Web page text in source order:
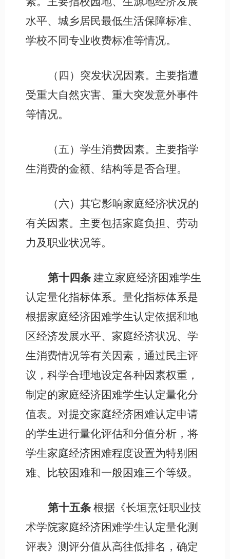
水平、城乡居民最低生活保障标准、
学校不同专业收费标准等情况。
（四）突发状况因素。主要指遭
受重大自然灾害、重大突发意外事件
等情况。
（五）学生消费因素。主要指学
生消费的金额、结构等是否合理。
（六）其它影响家庭经济状况的
有关因素。主要包括家庭负担、劳动
力及职业状况等。
第十四条 建立家庭经济困难学生
认定量化指标体系。量化指标体系是
根据家庭经济困难学生认定依据和地
区经济发展水平、家庭经济状况、学
生消费情况等有关因素，通过民主评
议，科学合理地设定各种因素权重，
制定的家庭经济困难学生认定量化分
值表。对提交家庭经济困难认定申请
的学生进行量化评估和分值分析，将
学生家庭经济困难程度设置为特别困
难、比较困难和一般困难三个等级。
第十五条 根据《长垣烹饪职业技
术学院家庭经济困难学生认定量化测
评表》测评分值从高往低排名，确定